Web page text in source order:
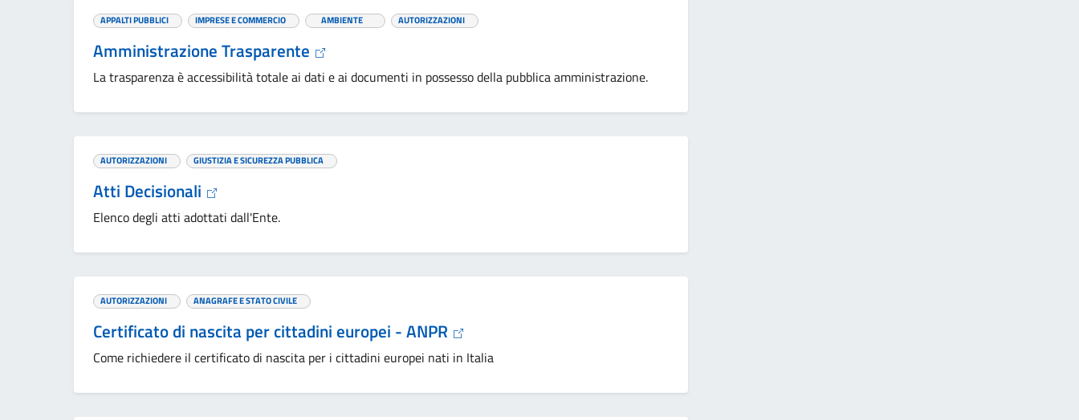
APPALTI PUBBLICI IMPRESE E COMMERCIO AMBIENTE AUTORIZZAZIONI
Amministrazione Trasparente
La trasparenza è accessibilità totale ai dati e ai documenti in possesso della pubblica amministrazione.
AUTORIZZAZIONI GIUSTIZIA E SICUREZZA PUBBLICA
Atti Decisionali
Elenco degli atti adottati dall'Ente.
AUTORIZZAZIONI ANAGRAFE E STATO CIVILE
Certificato di nascita per cittadini europei - ANPR
Come richiedere il certificato di nascita per i cittadini europei nati in Italia